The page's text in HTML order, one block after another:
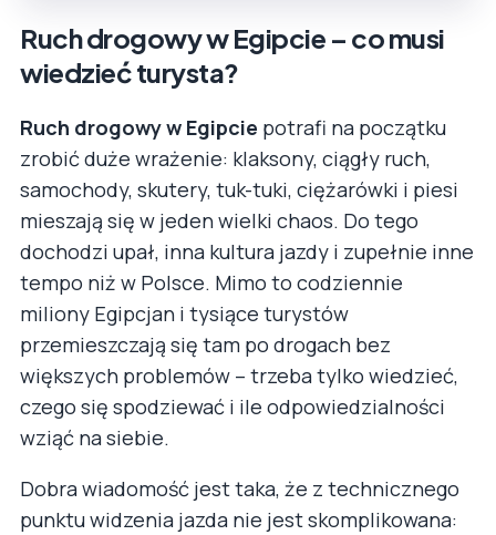
Ruch drogowy w Egipcie – co musi
wiedzieć turysta?
Ruch drogowy w Egipcie potrafi na początku
zrobić duże wrażenie: klaksony, ciągły ruch,
samochody, skutery, tuk-tuki, ciężarówki i piesi
mieszają się w jeden wielki chaos. Do tego
dochodzi upał, inna kultura jazdy i zupełnie inne
tempo niż w Polsce. Mimo to codziennie
miliony Egipcjan i tysiące turystów
przemieszczają się tam po drogach bez
większych problemów – trzeba tylko wiedzieć,
czego się spodziewać i ile odpowiedzialności
wziąć na siebie.
Dobra wiadomość jest taka, że z technicznego
punktu widzenia jazda nie jest skomplikowana: